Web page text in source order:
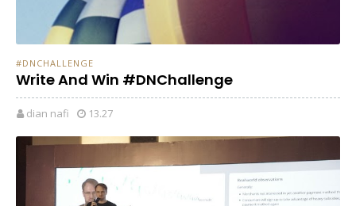
#DNCHALLENGE
Write And Win #DNChallenge
dian nafi 13.27